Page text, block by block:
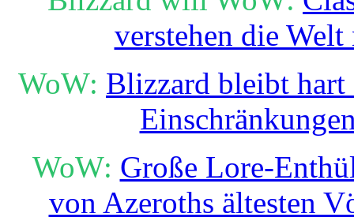
verstehen die
WoW: Blizzard bleibt
WoW: Große Lore-
von Azeroths ältesten